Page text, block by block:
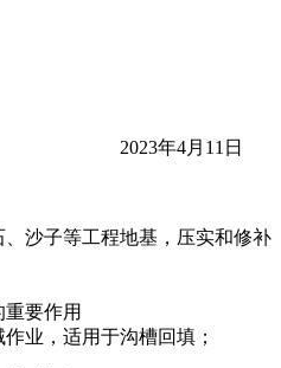
2023年4月11日
沙子等工程地基，压实和修补
业，适用于沟槽回填；